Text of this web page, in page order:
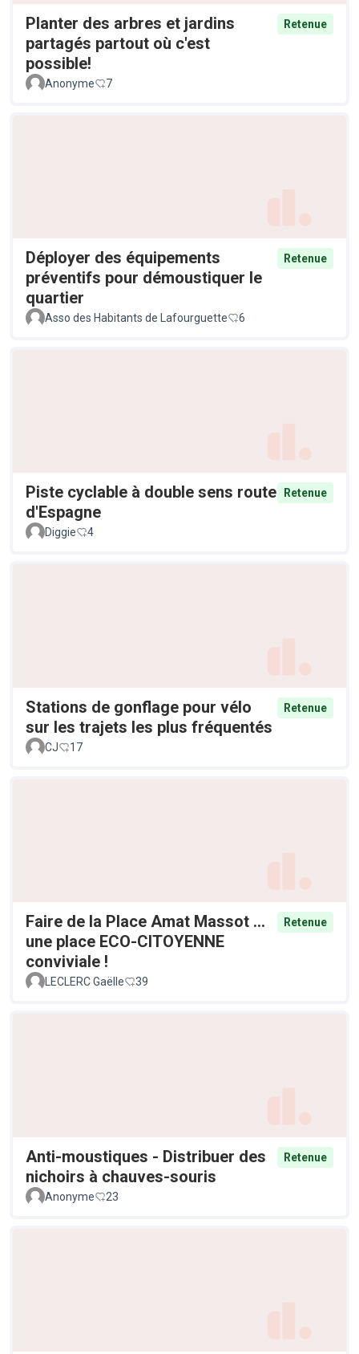
Planter des arbres et jardins
partagés partout où c'est
possible!
Retenue
Anonyme 7
Déployer des équipements
préventifs pour démoustiquer le
quartier
Retenue
Asso des Habitants de Lafourguette 6
Piste cyclable à double sens route
d'Espagne
Retenue
Diggie 4
Stations de gonflage pour vélo
sur les trajets les plus fréquentés
Retenue
CJ 17
Faire de la Place Amat Massot ...
une place ECO-CITOYENNE
conviviale !
Retenue
LECLERC Gaëlle 39
Anti-moustiques - Distribuer des
nichoirs à chauves-souris
Retenue
Anonyme 23